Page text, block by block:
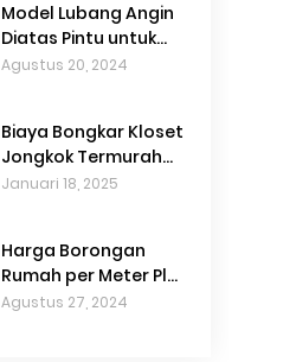
Model Lubang Angin
Diatas Pintu untuk
Sirkulasi Udara
Agustus 20, 2024
Biaya Bongkar Kloset
Jongkok Termurah
dan Efisien untuk
Januari 18, 2025
Harga Borongan
Rumah per Meter Plus
Material Terbaru
Agustus 27, 2024